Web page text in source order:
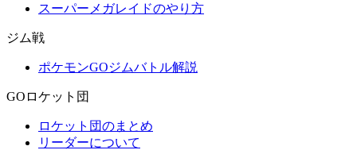
スーパーメガレイドのやり方
ジム戦
ポケモンGOジムバトル解説
GOロケット団
ロケット団のまとめ
リーダーについて